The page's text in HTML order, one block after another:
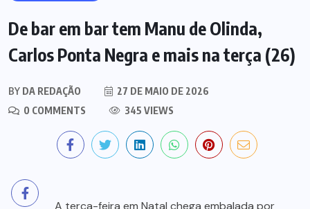
De bar em bar tem Manu de Olinda,
Carlos Ponta Negra e mais na terça (26)
BY DA REDAÇÃO
27 DE MAIO DE 2026
0 COMMENTS
345 VIEWS
A terça-feira em Natal chega embalada por